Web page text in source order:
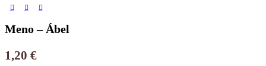
Meno – Ábel
1,20 €